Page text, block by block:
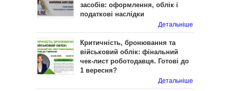
засобів: оформлення, облік і
податкові наслідки
Детальніше
Критичність, бронювання та
військовий облік: фінальний
чек-лист роботодавця. Готові до
1 вересня?
Детальніше